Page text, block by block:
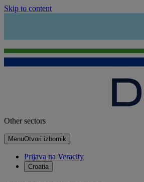
Skip to content
Other sectors
MenuOtvori izbornik
Prijava na Veracity
Croatia